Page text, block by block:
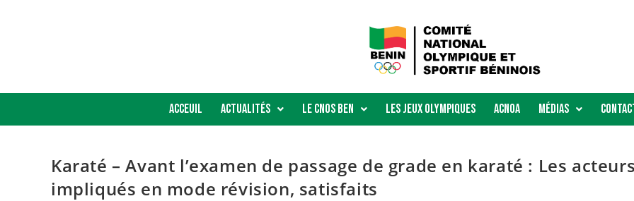
Acceuil Actualités Le Cnos Ben Les Jeux Olympiques ACNOA Médias
Karaté – Avant l’examen de passage de grade en karaté : Les
impliqués en mode révision, satisfaits